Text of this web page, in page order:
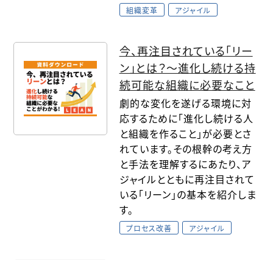
組織変革 アジャイル
今、再注目されている「リー
ン」とは？～進化し続ける持
続可能な組織に必要なこと
劇的な変化を遂げる環境に対
応するために「進化し続ける人
と組織を作ること」が必要とさ
れています。その根幹の考え方
と手法を理解するにあたり、ア
ジャイルとともに再注目されて
いる「リーン」の基本を紹介しま
す。
プロセス改善 アジャイル